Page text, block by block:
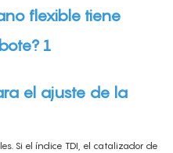
el ajuste de la
Si el índice TDI, el catalizador de